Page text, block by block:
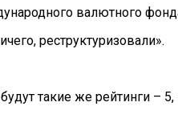
валютного
реструктуризовали».
такие же рейтинги – 5,